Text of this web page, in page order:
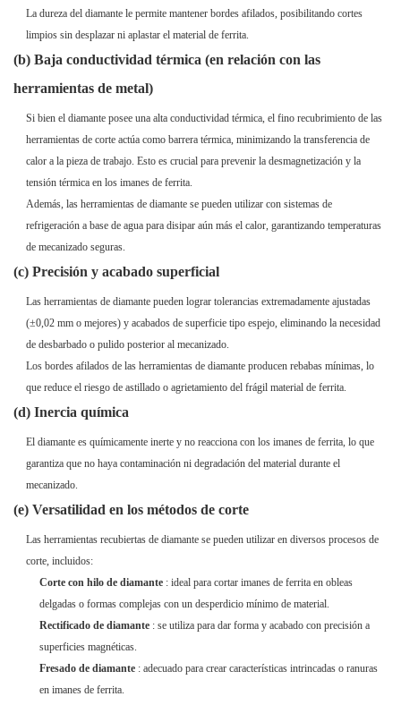
La dureza del diamante le permite mantener bordes afilados, posibilitando cortes
limpios sin desplazar ni aplastar el material de ferrita.
(b) Baja conductividad térmica (en relación con las
herramientas de metal)
Si bien el diamante posee una alta conductividad térmica, el fino recubrimiento de las
herramientas de corte actúa como barrera térmica, minimizando la transferencia de
calor a la pieza de trabajo. Esto es crucial para prevenir la desmagnetización y la
tensión térmica en los imanes de ferrita.
Además, las herramientas de diamante se pueden utilizar con sistemas de
refrigeración a base de agua para disipar aún más el calor, garantizando temperaturas
de mecanizado seguras.
(c) Precisión y acabado superficial
Las herramientas de diamante pueden lograr tolerancias extremadamente ajustadas
(±0,02 mm o mejores) y acabados de superficie tipo espejo, eliminando la necesidad
de desbarbado o pulido posterior al mecanizado.
Los bordes afilados de las herramientas de diamante producen rebabas mínimas, lo
que reduce el riesgo de astillado o agrietamiento del frágil material de ferrita.
(d) Inercia química
El diamante es químicamente inerte y no reacciona con los imanes de ferrita, lo que
garantiza que no haya contaminación ni degradación del material durante el
mecanizado.
(e) Versatilidad en los métodos de corte
Las herramientas recubiertas de diamante se pueden utilizar en diversos procesos de
corte, incluidos:
Corte con hilo de diamante: ideal para cortar imanes de ferrita en obleas
delgadas o formas complejas con un desperdicio mínimo de material.
Rectificado de diamante: se utiliza para dar forma y acabado con precisión a
superficies magnéticas.
Fresado de diamante: adecuado para crear características intrincadas o ranuras
en imanes de ferrita.